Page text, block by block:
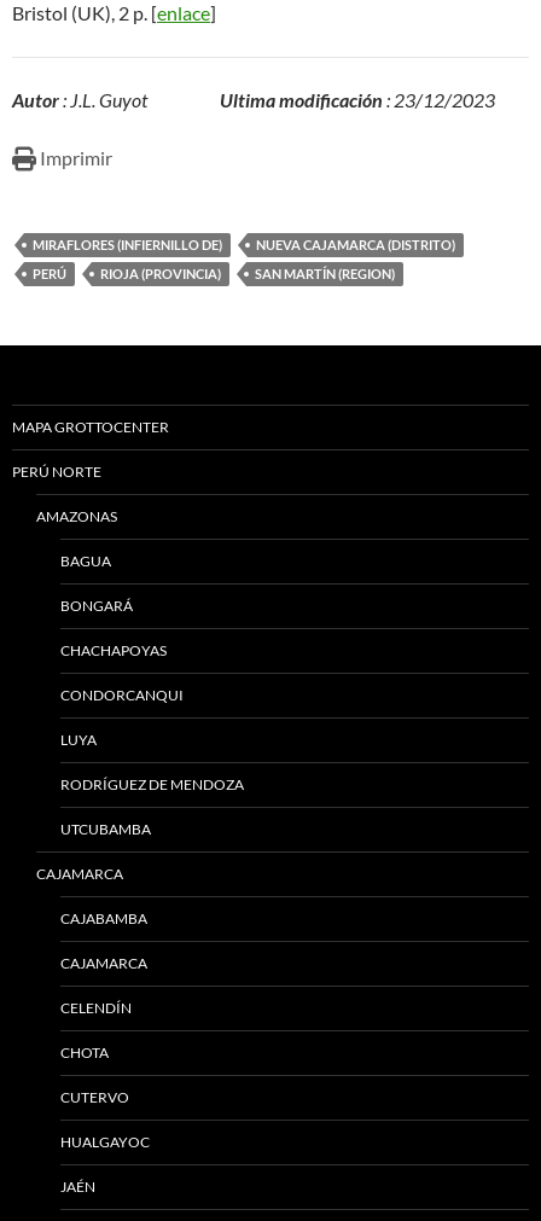
Bristol (UK), 2 p. [enlace]
Autor: J.L. Guyot Ultima modificación : 23/12/2023
Imprimir
MIRAFLORES (INFIERNILLO DE)
NUEVA CAJAMARCA (DISTRITO)
PERÚ
RIOJA (PROVINCIA) SAN MARTÍN (REGION)
MAPA GROTTOCENTER
PERÚ NORTE
AMAZONAS
BAGUA
BONGARÁ
CHACHAPOYAS
CONDORCANQUI
LUYA
RODRÍGUEZ DE MENDOZA
UTCUBAMBA
CAJAMARCA
CAJABAMBA
CAJAMARCA
CELENDÍN
CHOTA
CUTERVO
HUALGAYOC
JAÉN